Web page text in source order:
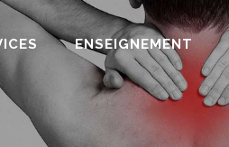
ENSEIGNEMENT